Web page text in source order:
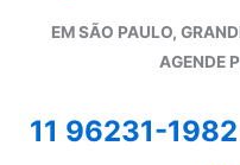
EM SÃO PAULO,
AGENDE
11 96231-1982